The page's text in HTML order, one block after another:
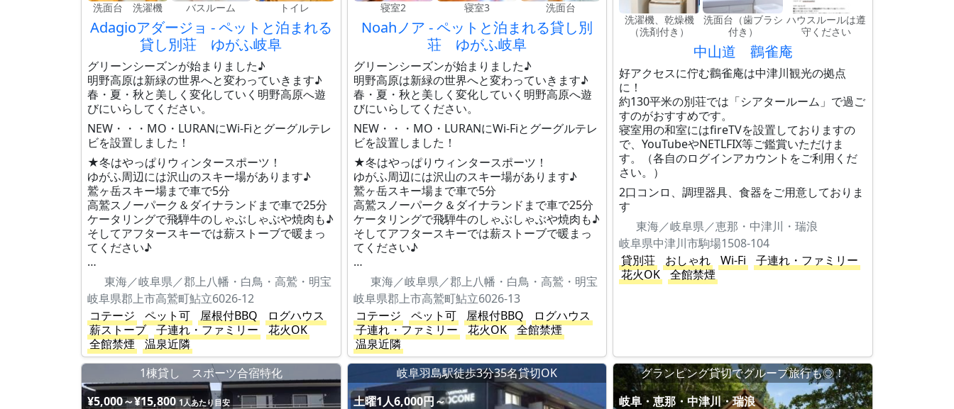
洗面台 洗濯機 バスルーム トイレ
Adagioアダージョ - ペットと泊まれる
貸し別荘 ゆがふ岐阜
グリーンシーズンが始まりました♪
明野高原は新緑の世界へと変わっていきます♪
春・夏・秋と美しく変化していく明野高原へ遊
びにいらしてください。
NEW・・・MO・LURANにWi-Fiとグーグルテレ
ビを設置しました！
★冬はやっぱりウィンタースポーツ！
ゆがふ周辺には沢山のスキー場があります♪
鷲ヶ岳スキー場まで車で5分
高鷲スノーパーク＆ダイナランドまで車で25分
ケータリングで飛騨牛のしゃぶしゃぶや焼肉も♪
そしてアフタースキーでは薪ストーブで暖まっ
てください♪
…
東海／岐阜県／郡上八幡・白鳥・高鷲・明宝
岐阜県郡上市高鷲町鮎立6026-12
コテージ
ペット可 屋根付BBQ
ログハウス
薪ストーブ
子連れ・ファミリー
花火OK
全館禁煙
温泉近隣
寝室2 寝室3 洗面台
Noahノア - ペットと泊まれる貸し別
荘 ゆがふ岐阜
グリーンシーズンが始まりました♪
明野高原は新緑の世界へと変わっていきます♪
春・夏・秋と美しく変化していく明野高原へ遊
びにいらしてください。
NEW・・・MO・LURANにWi-Fiとグーグルテレ
ビを設置しました！
★冬はやっぱりウィンタースポーツ！
ゆがふ周辺には沢山のスキー場があります♪
鷲ヶ岳スキー場まで車で5分
高鷲スノーパーク＆ダイナランドまで車で25分
ケータリングで飛騨牛のしゃぶしゃぶや焼肉も♪
そしてアフタースキーでは薪ストーブで暖まっ
てください♪
…
東海／岐阜県／郡上八幡・白鳥・高鷲・明宝
岐阜県郡上市高鷲町鮎立6026-13
コテージ
ペット可 屋根付BBQ
ログハウス
子連れ・ファミリー
花火OK
全館禁煙
温泉近隣
洗濯機、乾燥機
（洗剤付き）
洗面台（歯ブラシ
付き）
ハウスルールは遵
守ください
中山道 鸛雀庵
好アクセスに佇む鸛雀庵は中津川観光の拠点
に！
約130平米の別荘では「シアタールーム」で過ご
すのがおすすめです。
寝室用の和室にはfireTVを設置しておりますの
で、YouTubeやNETLFIX等ご鑑賞いただけま
す。（各自のログインアカウントをご利用くだ
さい。）
2口コンロ、調理器具、食器をご用意しておりま
す
東海／岐阜県／恵那・中津川・瑞浪
岐阜県中津川市駒場1508-104
貸別荘
おしゃれ Wi-Fi
子連れ・ファミリー
花火OK
全館禁煙
1棟貸し スポーツ合宿特化
¥5,000～¥15,800 1人あたり目安
岐阜羽島駅徒歩3分35名貸切OK
土曜1人6,000円～
グランピング貸切でグループ旅行も◎！
岐阜・恵那・中津川・瑞浪